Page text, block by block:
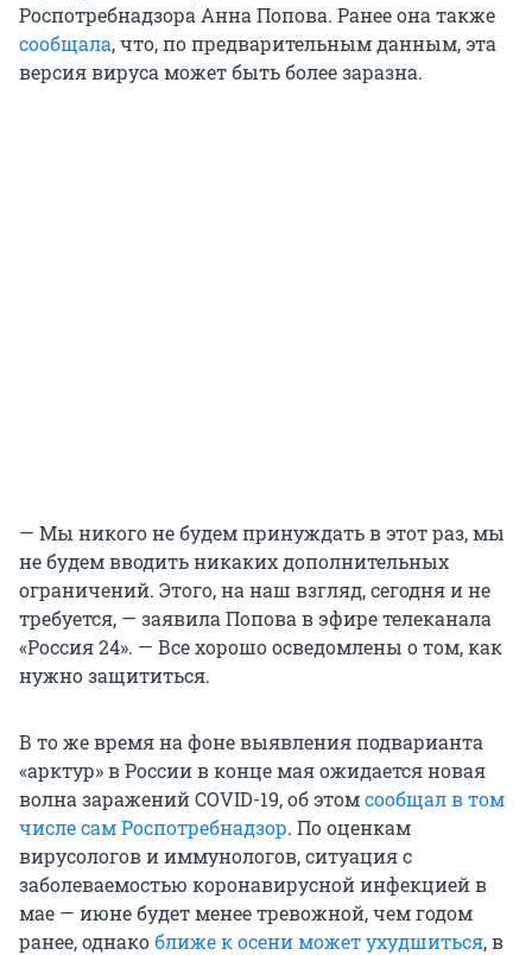
Роспотребнадзора Анна Попова. Ранее она также
сообщала, что, по предварительным данным, эта
версия вируса может быть более заразна.
— Мы никого не будем принуждать в этот раз, мы
не будем вводить никаких дополнительных
ограничений. Этого, на наш взгляд, сегодня и не
требуется, — заявила Попова в эфире телеканала
«Россия 24». — Все хорошо осведомлены о том, как
нужно защититься.
В то же время на фоне выявления подварианта
«арктур» в России в конце мая ожидается новая
волна заражений COVID-19, об этомсообщал в том
числе сам Роспотребнадзор. По оценкам
вирусологов и иммунологов, ситуация с
заболеваемостью коронавирусной инфекцией в
мае — июне будет менее тревожной, чем годом
ранее, однакоближе к осени может ухудшиться, в